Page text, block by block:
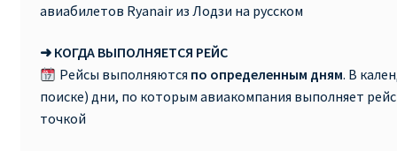
авиабилетов Ryanair из Лодзи на русском
➜ КОГДА ВЫПОЛНЯЕТСЯ РЕЙС
Рейсы выполняются по определенным дням. В
поиске) дни, по которым авиакомпания выполняет
точкой